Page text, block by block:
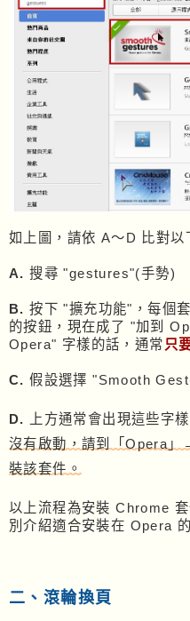
如上圖，請依 A～D 比對
A. 搜尋 "gestures"(手勢)
B. 按下 "擴充功能"，每個
的按鈕，現在成了 "加到
Opera" 字樣的話，通常 只
C. 假設選擇 "Smooth
D. 上方通常會出現這些字
沒有啟動，請到「Opera
裝該套件。
以上流程為安裝 Chrome
別介紹適合安裝在 Opera
二、滾輪換頁